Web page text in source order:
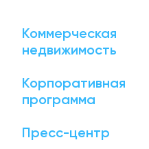
Коммерческая
недвижимость
Корпоративная
программа
Пресс-центр